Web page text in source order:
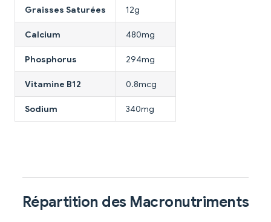
Graisses Saturées 12g
Calcium 480mg
Phosphorus 294mg
Vitamine B12 0.8mcg
Sodium 340mg
Répartition des Macronutriments